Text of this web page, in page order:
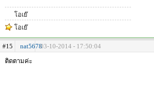
โอเย๊
โอเย๊
#15 nat567803-10-2014 - 17:50:04
ติดตามค่ะ